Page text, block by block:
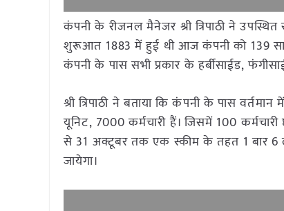
कंपनी के रीजनल मैनेजर श्री त्रिपाठी ने
शुरूआत 1883 में हुई थी आज कंपनी को 139 साल
कंपनी के पास सभी प्रकार के हर्बीसाईड,
श्री त्रिपाठी ने बताया कि कंपनी के पास
यूनिट, 7000 कर्मचारी हैं। जिसमें 100
से 31 अक्टूबर तक एक स्कीम के तहत 1 बार 6
जायेगा।